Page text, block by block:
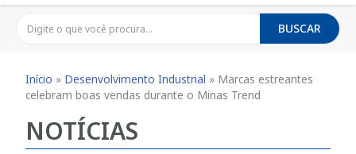
BUSCAR
Início » Desenvolvimento Industrial » Marcas estreantes
celebram boas vendas durante o Minas Trend
NOTÍCIAS